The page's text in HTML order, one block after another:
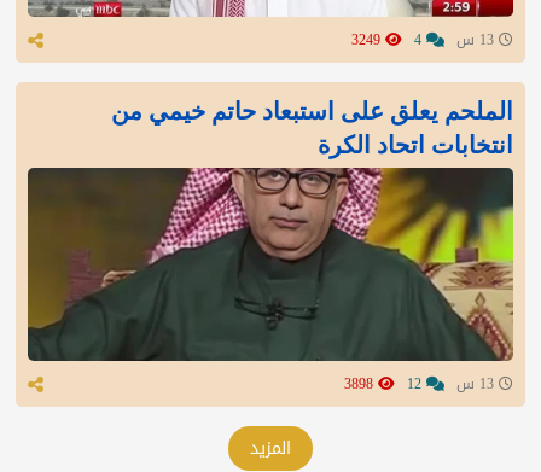
الملحم يعلق على استبعاد حاتم خيمي من
انتخابات اتحاد الكرة
المزيد